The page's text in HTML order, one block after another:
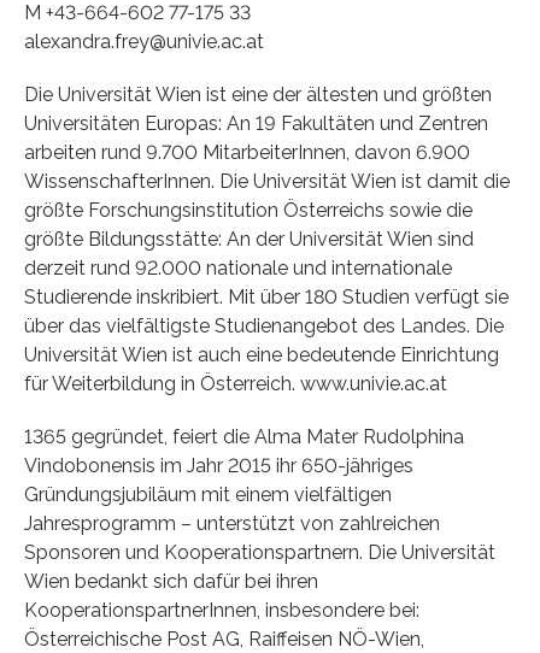
M +43-664-602 77-175 33
alexandra.frey@univie.ac.at
Die Universität Wien ist eine der ältesten und größten
Universitäten Europas: An 19 Fakultäten und Zentren
arbeiten rund 9.700 MitarbeiterInnen, davon 6.900
WissenschafterInnen. Die Universität Wien ist damit die
größte Forschungsinstitution Österreichs sowie die
größte Bildungsstätte: An der Universität Wien sind
derzeit rund 92.000 nationale und internationale
Studierende inskribiert. Mit über 180 Studien verfügt sie
über das vielfältigste Studienangebot des Landes. Die
Universität Wien ist auch eine bedeutende Einrichtung
für Weiterbildung in Österreich. www.univie.ac.at
1365 gegründet, feiert die Alma Mater Rudolphina
Vindobonensis im Jahr 2015 ihr 650-jähriges
Gründungsjubiläum mit einem vielfältigen
Jahresprogramm – unterstützt von zahlreichen
Sponsoren und Kooperationspartnern. Die Universität
Wien bedankt sich dafür bei ihren
KooperationspartnerInnen, insbesondere bei:
Österreichische Post AG, Raiffeisen NÖ-Wien,